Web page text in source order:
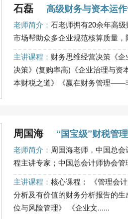
石磊 高级财务与资本运
老师简介： 石老师拥有20余年高
市场帮助众多企业规范核算质量
主讲课程： 财务思维经营决策《
决策》(复购率高)《企业治理与资
本财税之道》《赢在财务管理——
周国海 “国宝级”财税管
老师简介： 周国海老师，中国总
程主讲专家；中国总会计师协会
主讲课程： 核心课程： 《管理会
分析及有价值的财务分析报告的
位与风险管理》 《企业文......